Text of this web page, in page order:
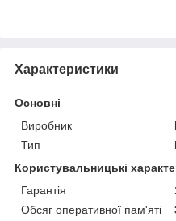
Характеристики
Основні
Виробник
Тип
Користувальницькі
Гарантія
Обсяг оперативної пам'яті